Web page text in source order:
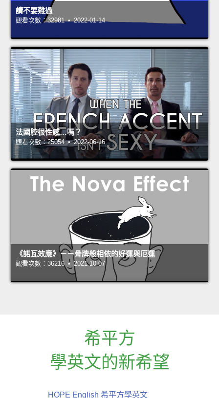
請不要難過
觀看次數：32981 • 2022-01-14
法國腔很性感…嗎？
觀看次數：25054 • 2022-06-16
《諾瓦效應》－－骨牌般相依的好運與厄運
觀看次數：36216 • 2021-10-07
希平方
學英文的新希望
HOPE English 希平方學英文